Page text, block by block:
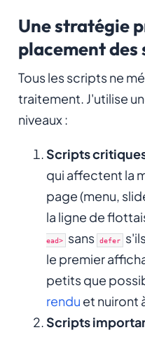
Une stratégie
placement des
Tous les scripts ne
traitement. J'utilise
niveaux :
Scripts
qui affectent la
page (menu,
la ligne de
ead> sans defer
le premier
petits que
rendu et nuiront
Scripts